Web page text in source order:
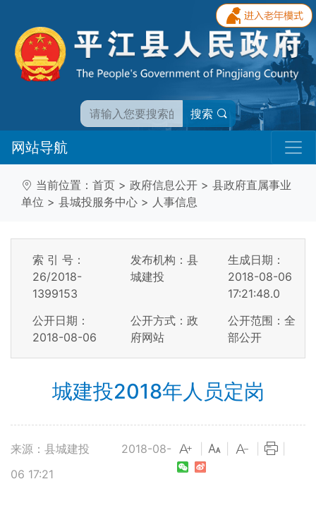
搜索
网站导航
当前位置： 首页 > 政府信息公开 > 县政府直属事业
单位 > 县城投服务中心 > 人事信息
索 引 号：
26/2018-
1399153
发布机构：县
城建投
生成日期：
2018-08-06
17:21:48.0
公开日期：
2018-08-06
公开方式：政
府网站
公开范围：全
部公开
城建投2018年人员定岗
来源：县城建投
2018-08-
06 17:21